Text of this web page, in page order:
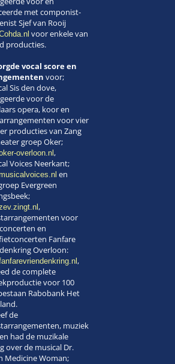
met componist-
Sjef van Rooij
voor enkele van
producties.
vocal score en
voor;
Sis den dove,
voor de
opera, koor en
voor vier
producties van Zang
groep Oker;
overloon.nl,
Voices Neerkant;
en
Evergreen
,
voor
en
Fanfare
Overloon:
,
de complete
voor 100
Rabobank Het
de
muziek
had de muzikale
over de musical Dr.
Medicine Woman;